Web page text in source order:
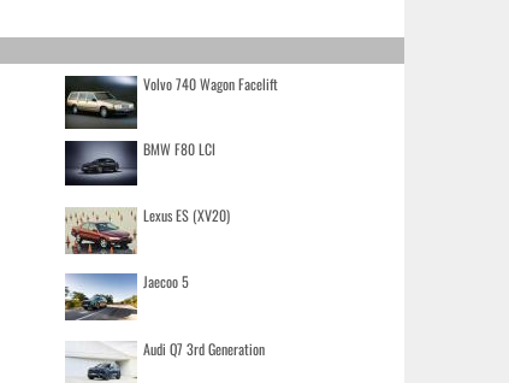
Volvo 740 Wagon Facelift
BMW F80 LCI
Lexus ES (XV20)
Jaecoo 5
Audi Q7 3rd Generation